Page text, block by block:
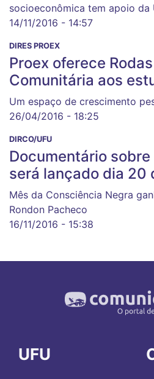
socioeconômica tem apoio da
14/11/2016 - 14:57
DIRES PROEX
Proex oferece
Comunitária aos
Um espaço de crescimento
26/04/2016 - 18:25
DIRCO/UFU
Documentário
será lançado dia 20
Mês da Consciência Negra
Rondon Pacheco
16/11/2016 - 15:38
UFU